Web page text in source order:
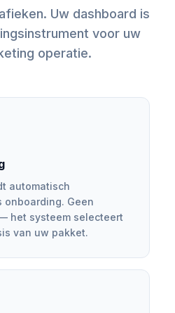
Uw dashboard is
voor uw
operatie.
automatisch
onboarding. Geen
het systeem selecteert
van uw pakket.